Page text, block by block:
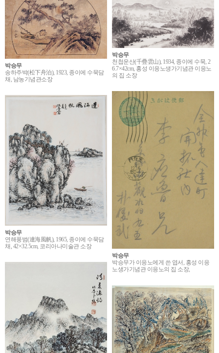
박승무
송하주박(松下舟泊), 1923, 종이에 수묵담
채, 남농기념관소장
박승무
천첩운산(千疊雲山), 1934, 종이에 수묵, 2
6.7×42cm, 홍성 이응노생가기념관 이응노
의 집 소장
박승무
박승무가 이응노에게 쓴 엽서, 홍성 이응
노생가기념관 이응노의 집 소장,
박승무
연해풍범(連海風帆), 1965, 종이에 수묵담
채, 42×32.5cm, 코리아나미술관 소장